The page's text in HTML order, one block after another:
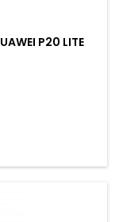
P20 LITE